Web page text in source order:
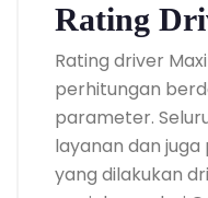
Rating
Rating driver
perhitungan
parameter.
layanan dan
yang dilakukan